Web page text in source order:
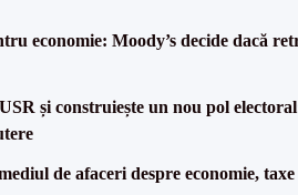
economie: Moody’s decide dacă
și construiește un nou pol
de afaceri despre economie,